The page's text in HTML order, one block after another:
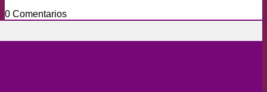
0 Comentarios